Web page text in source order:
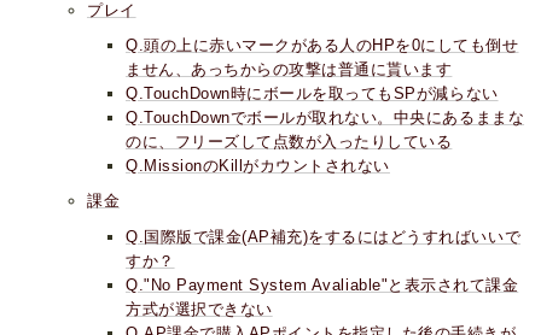
プレイ
Q.頭の上に赤いマークがある人のHPを0にしても倒せ
ません、あっちからの攻撃は普通に貰います
Q.TouchDown時にボールを取ってもSPが減らない
Q.TouchDownでボールが取れない。中央にあるままな
のに、フリーズして点数が入ったりしている
Q.MissionのKillがカウントされない
課金
Q.国際版で課金(AP補充)をするにはどうすればいいで
すか？
Q."No Payment System Avaliable"と表示されて課金
方式が選択できない